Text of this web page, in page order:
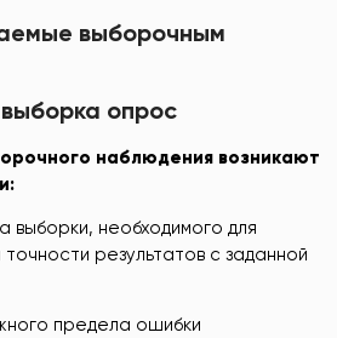
выборочным
опрос
наблюдения возникают
выборки, необходимого для
результатов с заданной
предела ошибки